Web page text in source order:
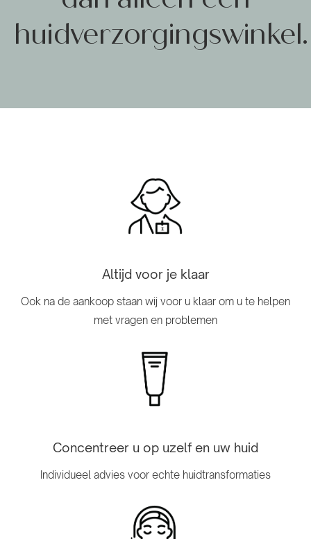
huidverzorgingswinkel.
Altijd voor je klaar
Ook na de aankoop staan ​​wij voor u klaar om u te helpen
met vragen en problemen
Concentreer u op uzelf en uw huid
Individueel advies voor echte huidtransformaties